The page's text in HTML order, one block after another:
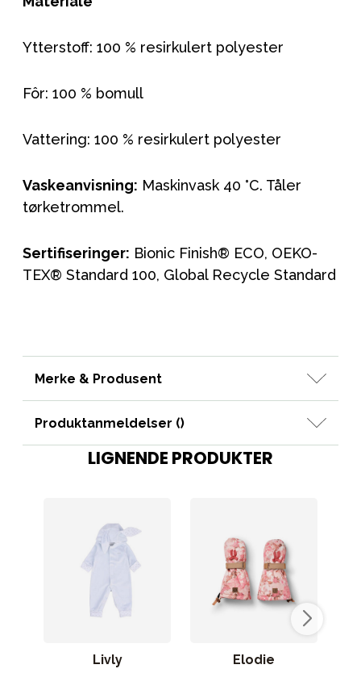
Ytterstoff: 100 % resirkulert polyester
Fôr: 100 % bomull
Vattering: 100 % resirkulert polyester
Vaskeanvisning: Maskinvask 40 °C. Tåler
tørketrommel.
Sertifiseringer: Bionic Finish® ECO, OEKO-
TEX® Standard 100, Global Recycle Standard
Merke & Produsent
Produktanmeldelser ()
LIGNENDE PRODUKTER
Livly
Elodie